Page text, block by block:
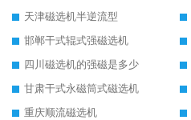
天津磁选机半逆流型
邯郸干式辊式强磁选机
四川磁选机的强磁是多少
甘肃干式永磁筒式磁选机
重庆顺流磁选机